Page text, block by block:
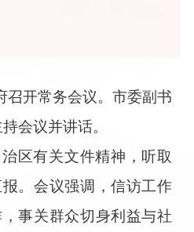
召开常务会议。市委副书
会议并讲话。
区有关文件精神，听取
。会议强调，信访工作
事关群众切身利益与社